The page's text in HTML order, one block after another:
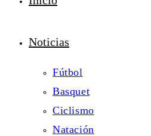
Noticias
Fútbol
Basquet
Ciclismo
Natación